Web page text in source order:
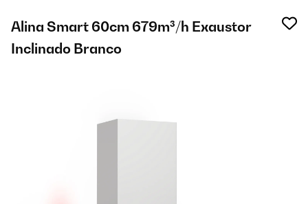
Alina Smart 60cm 679m³/h Exaustor
Inclinado Branco